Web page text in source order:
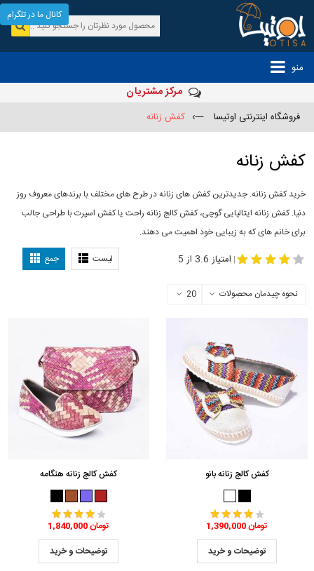
منو
مرکز مشتریان
فروشگاه اینترنتی اوتیسا —› کفش زنانه
کفش زنانه
خرید کفش زنانه. جدیدترین کفش های زنانه در طرح های مختلف با برندهای معروف روز
دنیا. کفش زنانه ایتالیایی گوچی، کفش کالج زنانه راحت یا کفش اسپرت با طراحی جالب
برای خانم های که به زیبایی خود اهمیت می دهند.
لیست جمع | امتیاز 3.6 از 5
نحوه چیدمان محصولات 20
کفش کالج زنانه بانو
1,390,000 تومان
توضیحات و خرید
کفش کالج زنانه هنگامه
1,840,000 تومان
توضیحات و خرید
کانال ما در تلگرام